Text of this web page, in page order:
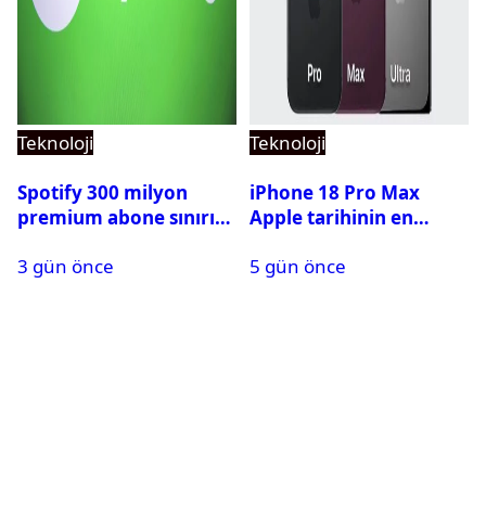
Teknoloji
Spotify 300 milyon
premium abone sınırını
3 gün önce
Teknoloji
iPhone 18 Pro Max
Apple tarihinin en
5 gün önce